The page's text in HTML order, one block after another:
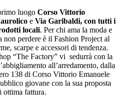
luogo Corso Vittorio
e Via Garibaldi, con tutti i
locali. Per chi ama la moda e
perdere è il Fashion Project al
scarpe e accessori di tendenza.
“The Factory” vi sedurrà con la
all’arredamento, dalla
138 di Corso Vittorio Emanuele
giovane con la sua proposta
ottima fattura.